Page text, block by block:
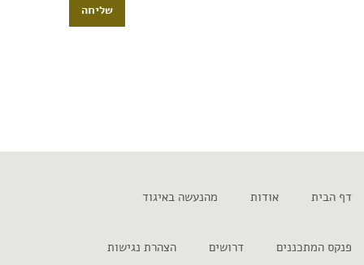
שליחה
דף הבית אודות מהנעשה באיגוד
פנקס המתכננים דרושים הצהרת נגישות